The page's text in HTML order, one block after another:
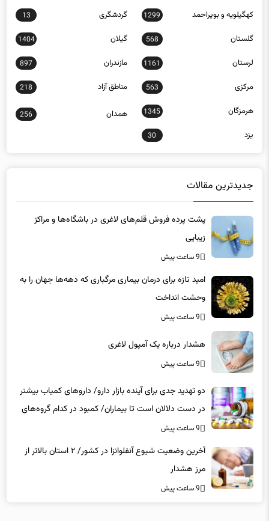
کهگیلویه و بویراحمد 1299 گردشگری 13
گلستان 568 گیلان 1404
لرستان 1161 مازندران 897
مرکزی 563 مناطق آزاد 218
هرمزگان 1345 همدان 256
یزد 30
جدیدترین مقالات
پشت پرده فروش قلم‌های لاغری در باشگاه‌ها و مراکز
زیبایی
9 ساعت پیش
امید تازه برای درمان بیماری مرگباری که دهه‌ها جهان را به
وحشت انداخت
9 ساعت پیش
هشدار درباره یک آمپول لاغری
9 ساعت پیش
دو تهدید جدی برای آینده بازار دارو/ داروهای کمیاب بیشتر
در دست دلالان است تا بیماران/ کمبود در کدام گروه‌های
دارویی محسوس‌تر است؟
9 ساعت پیش
آخرین وضعیت شیوع آنفلوانزا در کشور/ ۲ استان بالاتر از
مرز هشدار
9 ساعت پیش